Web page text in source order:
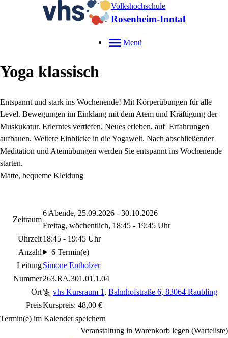
Volkshochschule
Rosenheim-Inntal
Menü
Yoga klassisch
Entspannt und stark ins Wochenende! Mit Körperübungen für alle
Level. Bewegungen im Einklang mit dem Atem und Kräftigung der
Muskukatur. Erlerntes vertiefen, Neues erleben, auf Erfahrungen
aufbauen. Weitere Einblicke in die Yogawelt. Nach abschließender
Meditation und Atemübungen werden Sie entspannt ins Wochenende
starten.
Matte, bequeme Kleidung
Zeitraum
6 Abende, 25.09.2026 - 30.10.2026
Freitag, wöchentlich, 18:45 - 19:45 Uhr
Uhrzeit18:45 - 19:45 Uhr
Anzahl
6 Termin(e)
LeitungSimone Entholzer
Nummer263.RA.301.01.1.04
Ort
vhs Kursraum 1 , Bahnhofstraße 6, 83064 Raubling
PreisKurspreis: 48,00 €
Termin(e) im Kalender speichern
Veranstaltung in Warenkorb legen (Warteliste)